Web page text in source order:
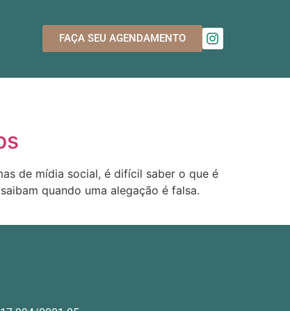
FAÇA SEU AGENDAMENTO
de mídia social, é difícil saber o que é
quando uma alegação é falsa.